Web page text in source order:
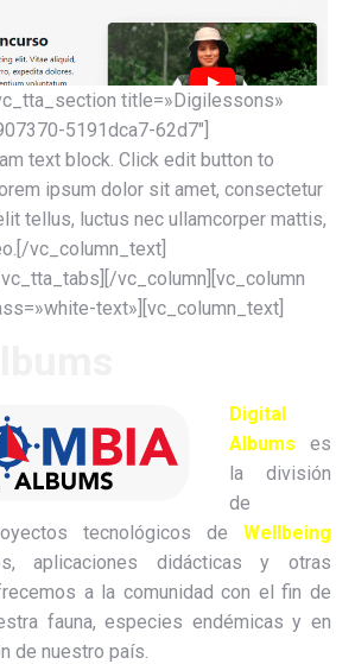
title=»Digilessons»
5191dca7-62d7″]
text block. Click edit button to
ipsum dolor sit amet, consectetur
tellus, luctus nec ullamcorper mattis,
vc_column_text]
vc_column][vc_column
text»][vc_column_text]
Digital
Albums
es
la división
de
tecnológicos de
Wellbeing
aplicaciones didácticas y otras
a la comunidad con el fin de
fauna, especies endémicas y en
de nuestro país.